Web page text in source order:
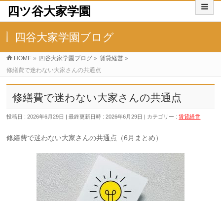
四ツ谷大家学園
四谷大家学園ブログ
HOME » 四谷大家学園ブログ » 賃貸経営 »
修繕費で迷わない大家さんの共通点
修繕費で迷わない大家さんの共通点
投稿日 : 2026年6月29日 最終更新日時 : 2026年6月29日 カテゴリー :賃貸経営
修繕費で迷わない大家さんの共通点（6月まとめ）